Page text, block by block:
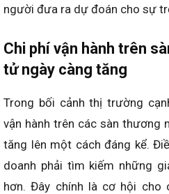
người đưa ra dự đoán cho sự
Chi phí vận hành trên
tử ngày càng tăng
Trong bối cảnh thị trường
vận hành trên các sàn thương
tăng lên một cách đáng kể.
doanh phải tìm kiếm những
hơn. Đây chính là cơ hội cho